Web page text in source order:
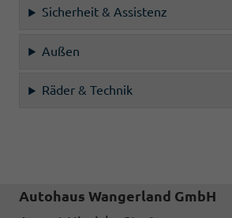
Sicherheit & Assistenz
Außen
Räder & Technik
Autohaus Wangerland GmbH